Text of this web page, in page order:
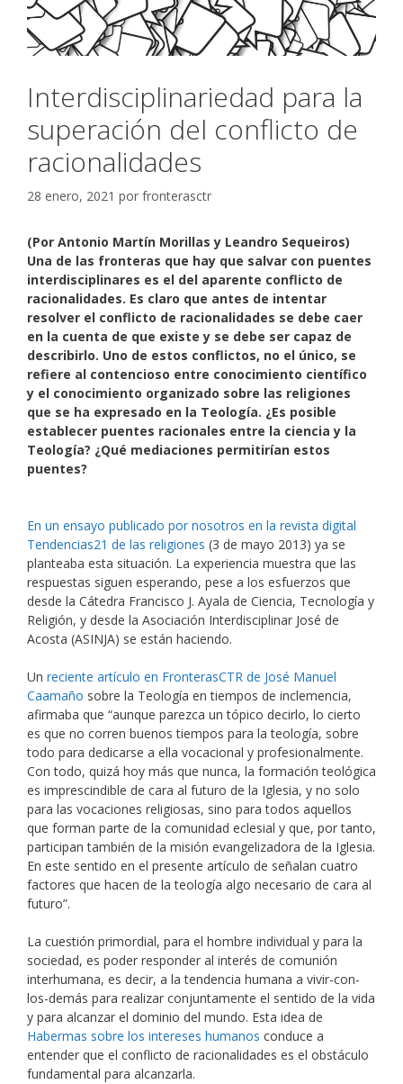
Interdisciplinariedad para la
superación del conflicto de
racionalidades
28 enero, 2021 por fronterasctr
(Por Antonio Martín Morillas y Leandro Sequeiros)
Una de las fronteras que hay que salvar con puentes
interdisciplinares es el del aparente conflicto de
racionalidades. Es claro que antes de intentar
resolver el conflicto de racionalidades se debe caer
en la cuenta de que existe y se debe ser capaz de
describirlo. Uno de estos conflictos, no el único, se
refiere al contencioso entre conocimiento científico
y el conocimiento organizado sobre las religiones
que se ha expresado en la Teología. ¿Es posible
establecer puentes racionales entre la ciencia y la
Teología? ¿Qué mediaciones permitirían estos
puentes?
En un ensayo publicado por nosotros en la revista digital
Tendencias21 de las religiones (3 de mayo 2013) ya se
planteaba esta situación. La experiencia muestra que las
respuestas siguen esperando, pese a los esfuerzos que
desde la Cátedra Francisco J. Ayala de Ciencia, Tecnología y
Religión, y desde la Asociación Interdisciplinar José de
Acosta (ASINJA) se están haciendo.
Un reciente artículo en FronterasCTR de José Manuel
Caamaño sobre la Teología en tiempos de inclemencia,
afirmaba que “aunque parezca un tópico decirlo, lo cierto
es que no corren buenos tiempos para la teología, sobre
todo para dedicarse a ella vocacional y profesionalmente.
Con todo, quizá hoy más que nunca, la formación teológica
es imprescindible de cara al futuro de la Iglesia, y no solo
para las vocaciones religiosas, sino para todos aquellos
que forman parte de la comunidad eclesial y que, por tanto,
participan también de la misión evangelizadora de la Iglesia.
En este sentido en el presente artículo de señalan cuatro
factores que hacen de la teología algo necesario de cara al
futuro”.
La cuestión primordial, para el hombre individual y para la
sociedad, es poder responder al interés de comunión
interhumana, es decir, a la tendencia humana a vivir-con-
los-demás para realizar conjuntamente el sentido de la vida
y para alcanzar el dominio del mundo. Esta idea de
Habermas sobre los intereses humanos conduce a
entender que el conflicto de racionalidades es el obstáculo
fundamental para alcanzarla.